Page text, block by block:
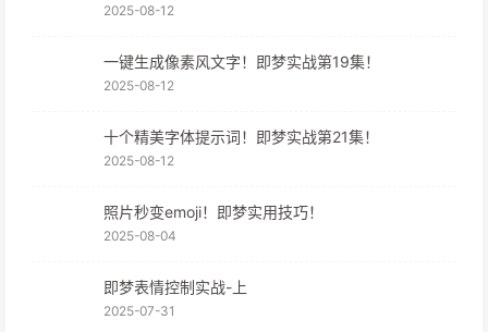
2025-08-12
一键生成像素风文字！即梦实战第19集！
2025-08-12
十个精美字体提示词！即梦实战第21集！
2025-08-12
照片秒变emoji！即梦实用技巧！
2025-08-04
即梦表情控制实战-上
2025-07-31